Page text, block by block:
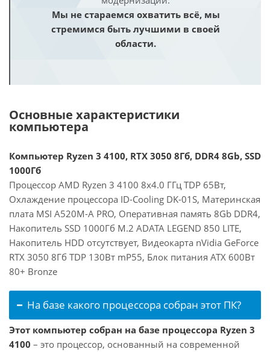
Мы не стараемся охватить всё, мы
стремимся быть лучшими в своей
области.
Основные характеристики
компьютера
Компьютер Ryzen 3 4100, RTX 3050 8Гб, DDR4 8Gb, SSD
1000Гб
Процессор AMD Ryzen 3 4100 8x4.0 ГГц TDP 65Вт,
Охлаждение процессора ID-Cooling DK-01S, Материнская
плата MSI A520M-A PRO, Оперативная память 8Gb DDR4,
Накопитель SSD 1000Гб M.2 ADATA LEGEND 850 LITE,
Накопитель HDD отсутствует, Видеокарта nVidia GeForce
RTX 3050 8Гб TDP 130Вт mP55, Блок питания ATX 600Вт
80+ Bronze
На базе какого процессора собран этот ПК?
Этот компьютер собран на базе процессора Ryzen 3
4100 – это процессор, основанный на современной